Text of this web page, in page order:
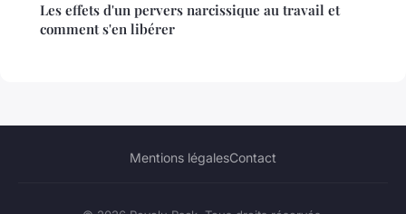
Les effets d'un pervers narcissique au travail et
comment s'en libérer
Mentions légalesContact